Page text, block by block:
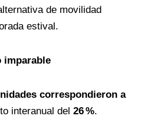
de movilidad
estival.
imparable
correspondieron a
interanual del 26%.